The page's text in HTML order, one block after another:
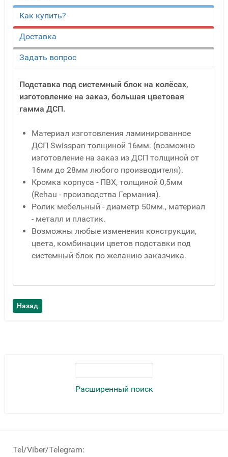
Расширенный поиск
Как купить?
Доставка
Задать вопрос
Подставка под системный блок на колёсах,
изготовление на заказ, большая цветовая
гамма ДСП.
Материал изготовления ламинированное
ДСП Swisspan толщиной 16мм. (возможно
изготовление на заказ из ДСП толщиной от
16мм до 28мм любого производителя).
Кромка корпуса - ПВХ, толщиной 0,5мм
(Rehau - производства Германия).
Ролик мебельный - диаметр 50мм., материал
- металл и пластик.
Возможны любые изменения конструкции,
цвета, комбинации цветов подставки под
системный блок по желанию заказчика.
Tel/Viber/Telegram: